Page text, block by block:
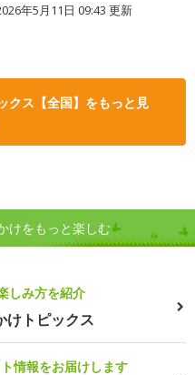
年5月11日 09:43 更新
クス【全国】をもっと見
けをもっと楽しむ
しみ方を紹介
けトピックス
情報をお届けします